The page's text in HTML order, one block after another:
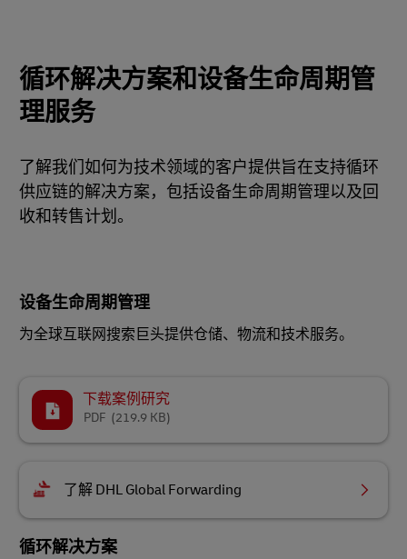
循环解决方案和设备生命周期管
理服务
了解我们如何为技术领域的客户提供旨在支持循环
供应链的解决方案，包括设备生命周期管理以及回
收和转售计划。
设备生命周期管理
为全球互联网搜索巨头提供仓储、物流和技术服务。
下载案例研究
(219.9 KB)
PDF
了解 DHL Global Forwarding
循环解决方案